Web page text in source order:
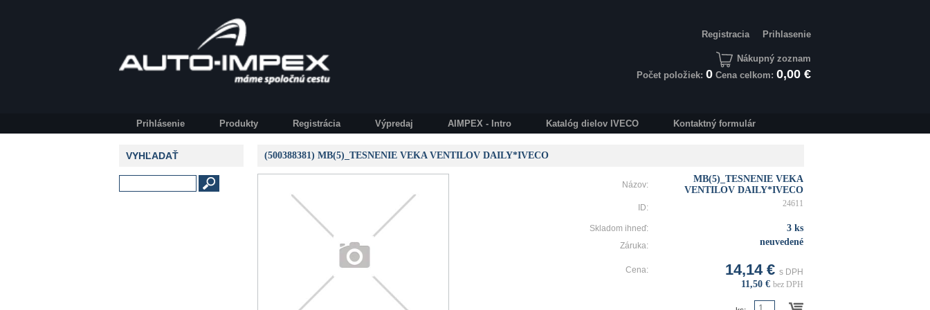
Registracia Prihlasenie
Nákupný zoznam
Počet položiek: 0 Cena celkom: 0,00 €
Prihlásenie Produkty Registrácia Výpredaj AIMPEX - Intro Katalóg dielov IVECO Kontaktný formulár
VYHĽADAŤ (500388381) MB(5)_TESNENIE VEKA VENTILOV DAILY*IVECO
Názov:
MB(5)_TESNENIE VEKA
VENTILOV DAILY*IVECO
ID: 24611
Skladom ihneď: 3 ks
Záruka: neuvedené
Cena: 14,14 € s DPH
11,50 € bez DPH